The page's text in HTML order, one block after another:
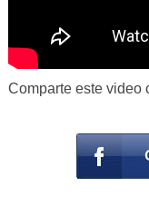
Comparte este video